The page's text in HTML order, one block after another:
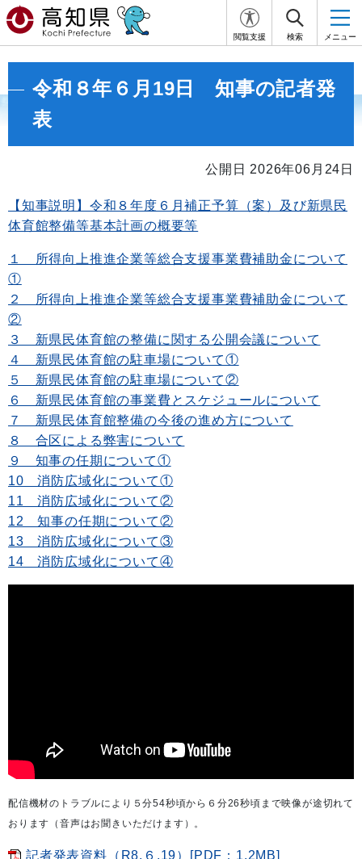
閲覧支援 検索 メニュー
令和８年６月19日 知事の記者発
表
公開日 2026年06月24日
【知事説明】令和８年度６月補正予算（案）及び新県民
体育館整備等基本計画の概要等
１ 所得向上推進企業等総合支援事業費補助金について
①
２ 所得向上推進企業等総合支援事業費補助金について
②
３ 新県民体育館の整備に関する公開会議について
４ 新県民体育館の駐車場について①
５ 新県民体育館の駐車場について②
６ 新県民体育館の事業費とスケジュールについて
７ 新県民体育館整備の今後の進め方について
８ 合区による弊害について
９ 知事の任期について①
10 消防広域化について①
11 消防広域化について②
12 知事の任期について②
13 消防広域化について③
14 消防広域化について④
配信機材のトラブルにより５分54秒頃から６分26秒頃まで映像が途切れて
おります（音声はお聞きいただけます）。
記者発表資料（R8.６.19）[PDF：1.2MB]